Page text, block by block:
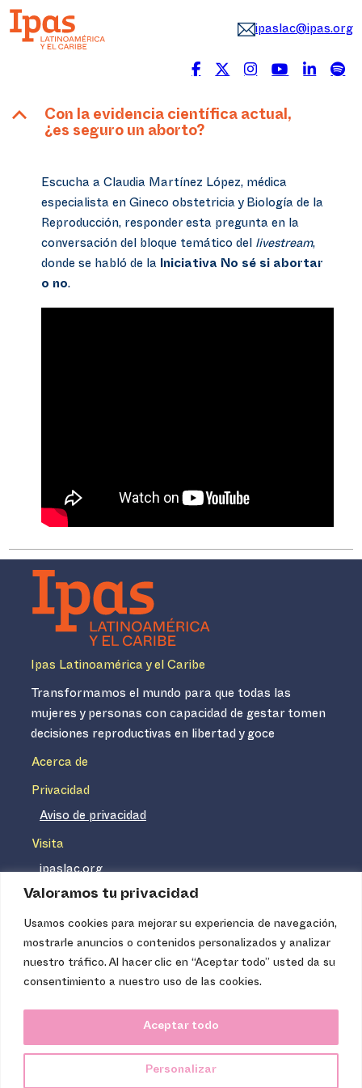
Valoramos tu privacidad
Usamos cookies para mejorar su experiencia de navegación,
mostrarle anuncios o contenidos personalizados y analizar
nuestro tráfico. Al hacer clic en “Aceptar todo” usted da su
consentimiento a nuestro uso de las cookies.
Personalizar
Aceptar todo
ipaslac@ipas.org
B Con la evidencia científica actual,
¿es seguro un aborto?
Escucha a Claudia Martínez López, médica
especialista en Gineco obstetricia y Biología de la
Reproducción, responder esta pregunta en la
conversación del bloque temático del livestream,
donde se habló de la Iniciativa No sé si abortar
o no.
Ipas Latinoamérica y el Caribe
Transformamos el mundo para que todas las
mujeres y personas con capacidad de gestar tomen
decisiones reproductivas en libertad y goce
Acerca de
Privacidad
Aviso de privacidad
Visita
ipaslac.org
ipasmexico.org
Ipas no es un distribuidor de insumos médicos. Nuestros
servicios se concentran, entre otros, en la difusión de
técnica necesaria para proveer servicios de aborto seguro
de calidad. Los servicios que ofrecemos no tienen costo
carácter no lucrativo.